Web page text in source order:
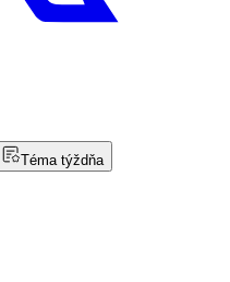
Téma týždňa